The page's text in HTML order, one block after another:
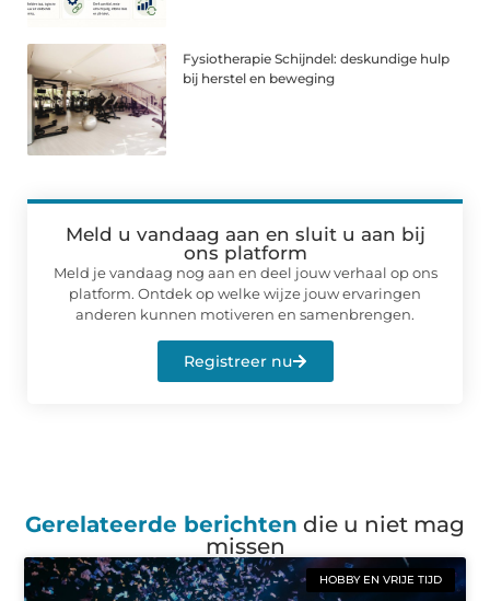
Fysiotherapie Schijndel: deskundige hulp
bij herstel en beweging
Meld u vandaag aan en sluit u aan bij
ons platform
Meld je vandaag nog aan en deel jouw verhaal op ons
platform. Ontdek op welke wijze jouw ervaringen
anderen kunnen motiveren en samenbrengen.
Registreer nu
Gerelateerde berichten die u niet mag
missen
HOBBY EN VRIJE TIJD